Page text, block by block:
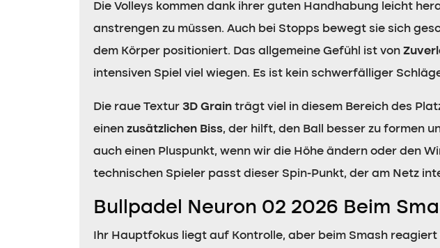
Die Volleys kommen dank ihrer guten Handhabung leicht
anstrengen zu müssen. Auch bei Stopps bewegt sie sich
dem Körper positioniert. Das allgemeine Gefühl ist von
intensiven Spiel viel wiegen. Es ist kein schwerfälliger
Die raue Textur 3D Grain trägt viel in diesem Bereich des
einen zusätzlichen Biss, der hilft, den Ball besser zu formen
auch einen Pluspunkt, wenn wir die Höhe ändern oder den
technischen Spieler passt dieser Spin-Punkt, der am Netz
Bullpadel Neuron 02 2026 Beim
Ihr Hauptfokus liegt auf Kontrolle, aber beim Smash